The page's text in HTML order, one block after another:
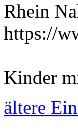
Rhein
https://
Kinder
ältere